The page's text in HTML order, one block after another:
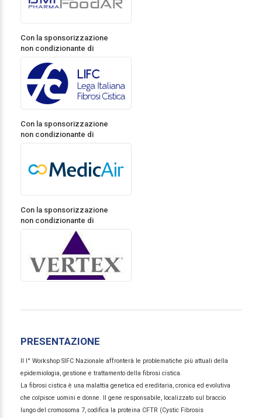
Con la sponsorizzazione
non condizionante di
Con la sponsorizzazione
non condizionante di
Con la sponsorizzazione
non condizionante di
PRESENTAZIONE
Il I° Workshop SIFC Nazionale affronterà le problematiche più attuali della
epidemiologia, gestione e trattamento della fibrosi cistica.
La fibrosi cistica è una malattia genetica ed ereditaria, cronica ed evolutiva
che colpisce uomini e donne. Il gene responsabile, localizzato sul braccio
lungo del cromosoma 7, codifica la proteina CFTR (Cystic Fibrosis